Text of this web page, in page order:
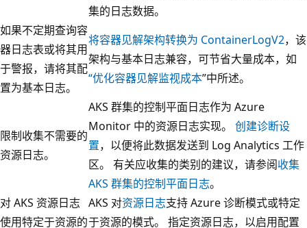
集的日志数据。
如果不定期查询容
器日志表或将其用
于警报，请将其配
置为基本日志。
将容器见解架构转换为 ContainerLogV2，该
架构与基本日志兼容，可节省大量成本，如
“优化容器见解监视成本”中所述。
限制收集不需要的
资源日志。
AKS 群集的控制平面日志作为 Azure
Monitor 中的资源日志实现。 创建诊断设
置，以便将此数据发送到 Log Analytics 工作
区。 有关应收集的类别的建议，请参阅收集
AKS 群集的控制平面日志。
对 AKS 资源日志
使用特定于资源的
AKS 对资源日志支持 Azure 诊断模式或特定
于资源的模式。 指定资源日志，以启用配置